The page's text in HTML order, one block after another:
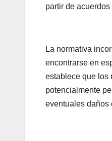
partir de
La normativa
encontrarse en
establece que los
potencialmente
eventuales daños